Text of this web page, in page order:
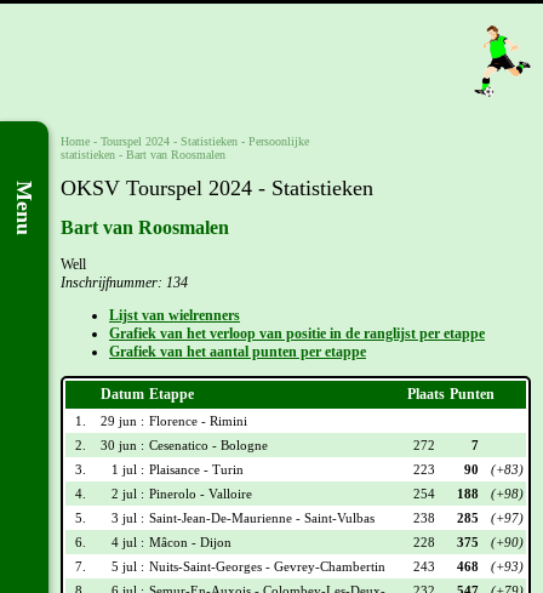
Menu
Home - Tourspel 2024 - Statistieken - Persoonlijke
statistieken - Bart van Roosmalen
OKSV Tourspel 2024 - Statistieken
Bart van Roosmalen
Well
Inschrijfnummer: 134
Lijst van wielrenners
Grafiek van het verloop van positie in de ranglijst per etappe
Grafiek van het aantal punten per etappe
Datum Etappe Plaats Punten
1. 29 jun : Florence - Rimini
2.
30 jun : Cesenatico - Bologne 272
7
3.
1 jul : Plaisance - Turin 223 90
(+83)
4.
2 jul : Pinerolo - Valloire 254 188
(+98)
5.
3 jul : Saint-Jean-De-Maurienne - Saint-Vulbas 238 285
(+97)
6.
4 jul : Mâcon - Dijon 228 375
(+90)
7.
5 jul : Nuits-Saint-Georges - Gevrey-Chambertin 243 468
(+93)
8.
6 jul : Semur-En-Auxois - Colombey-Les-Deux-
232 547 (+79)